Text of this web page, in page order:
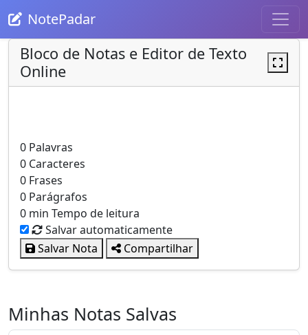
NotePadar
Bloco de Notas e Editor de Texto
Online
0 Palavras
0 Caracteres
0 Frases
0 Parágrafos
0 min Tempo de leitura
Salvar automaticamente
Salvar Nota
Compartilhar
Minhas Notas Salvas